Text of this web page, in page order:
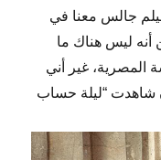
جالس معنا في
ليس هناك ما
المصرية، غير أني
شاهدت “ليلة حساب